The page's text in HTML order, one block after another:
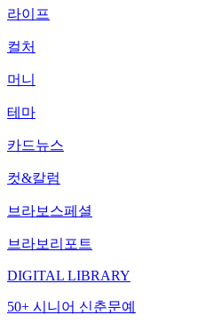
라이프
컬처
머니
테마
카드뉴스
컷&칼럼
브라보스페셜
브라보리포트
DIGITAL LIBRARY
50+ 시니어 신춘문예